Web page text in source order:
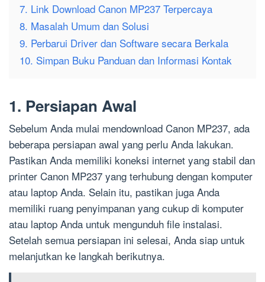
7. Link Download Canon MP237 Terpercaya
8. Masalah Umum dan Solusi
9. Perbarui Driver dan Software secara Berkala
10. Simpan Buku Panduan dan Informasi Kontak
1. Persiapan Awal
Sebelum Anda mulai mendownload Canon MP237, ada
beberapa persiapan awal yang perlu Anda lakukan.
Pastikan Anda memiliki koneksi internet yang stabil dan
printer Canon MP237 yang terhubung dengan komputer
atau laptop Anda. Selain itu, pastikan juga Anda
memiliki ruang penyimpanan yang cukup di komputer
atau laptop Anda untuk mengunduh file instalasi.
Setelah semua persiapan ini selesai, Anda siap untuk
melanjutkan ke langkah berikutnya.